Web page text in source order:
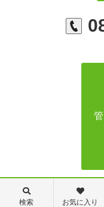
検索 お気に入り